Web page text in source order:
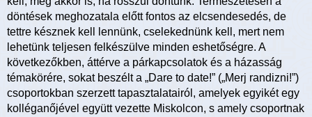
döntések meghozatala előtt fontos az elcsendesedés, de
tettre késznek kell lennünk, cselekednünk kell, mert nem
lehetünk teljesen felkészülve minden eshetőségre. A
következőkben, áttérve a párkapcsolatok és a házasság
témakörére, sokat beszélt a „Dare to date!” („Merj randizni!”)
csoportokban szerzett tapasztalatairól, amelyek egyikét egy
kolléganőjével együtt vezette Miskolcon, s amely csoportnak